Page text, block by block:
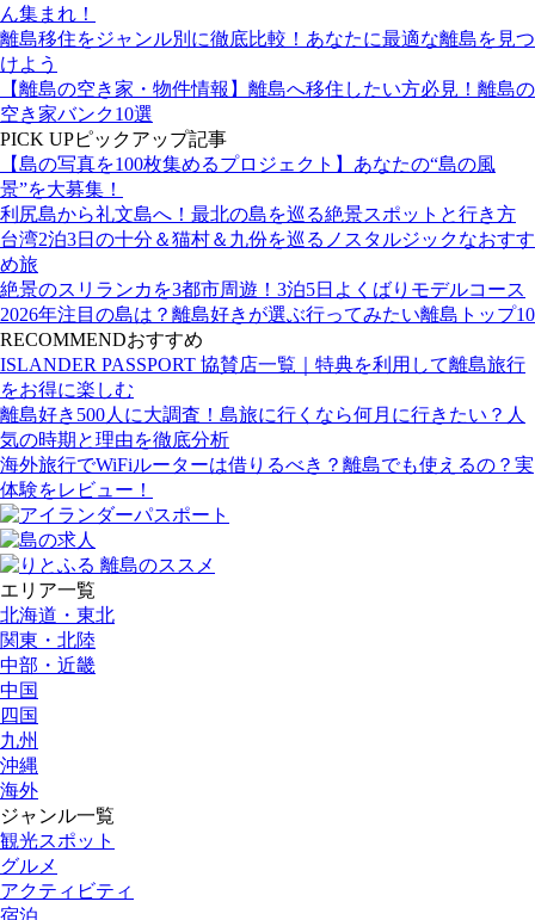
ん集まれ！
離島移住をジャンル別に徹底比較！あなたに最適な離島を見つ
けよう
【離島の空き家・物件情報】離島へ移住したい方必見！離島の
空き家バンク10選
PICK UPピックアップ記事
【島の写真を100枚集めるプロジェクト】あなたの“島の風
景”を大募集！
利尻島から礼文島へ！最北の島を巡る絶景スポットと行き方
台湾2泊3日の十分＆猫村＆九份を巡るノスタルジックなおすす
め旅
絶景のスリランカを3都市周遊！3泊5日よくばりモデルコース
2026年注目の島は？離島好きが選ぶ行ってみたい離島トップ10
RECOMMENDおすすめ
ISLANDER PASSPORT 協賛店一覧｜特典を利用して離島旅行
をお得に楽しむ
離島好き500人に大調査！島旅に行くなら何月に行きたい？人
気の時期と理由を徹底分析
海外旅行でWiFiルーターは借りるべき？離島でも使えるの？実
体験をレビュー！
エリア一覧
北海道・東北
関東・北陸
中部・近畿
中国
四国
九州
沖縄
海外
ジャンル一覧
観光スポット
グルメ
アクティビティ
宿泊